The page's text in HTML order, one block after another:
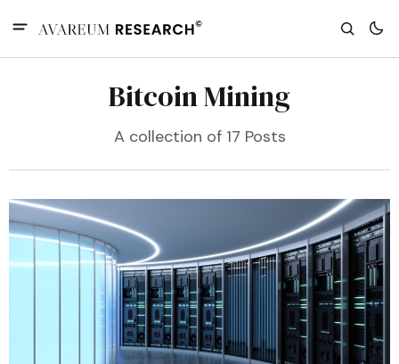
Bitcoin Mining
A collection of 17 Posts